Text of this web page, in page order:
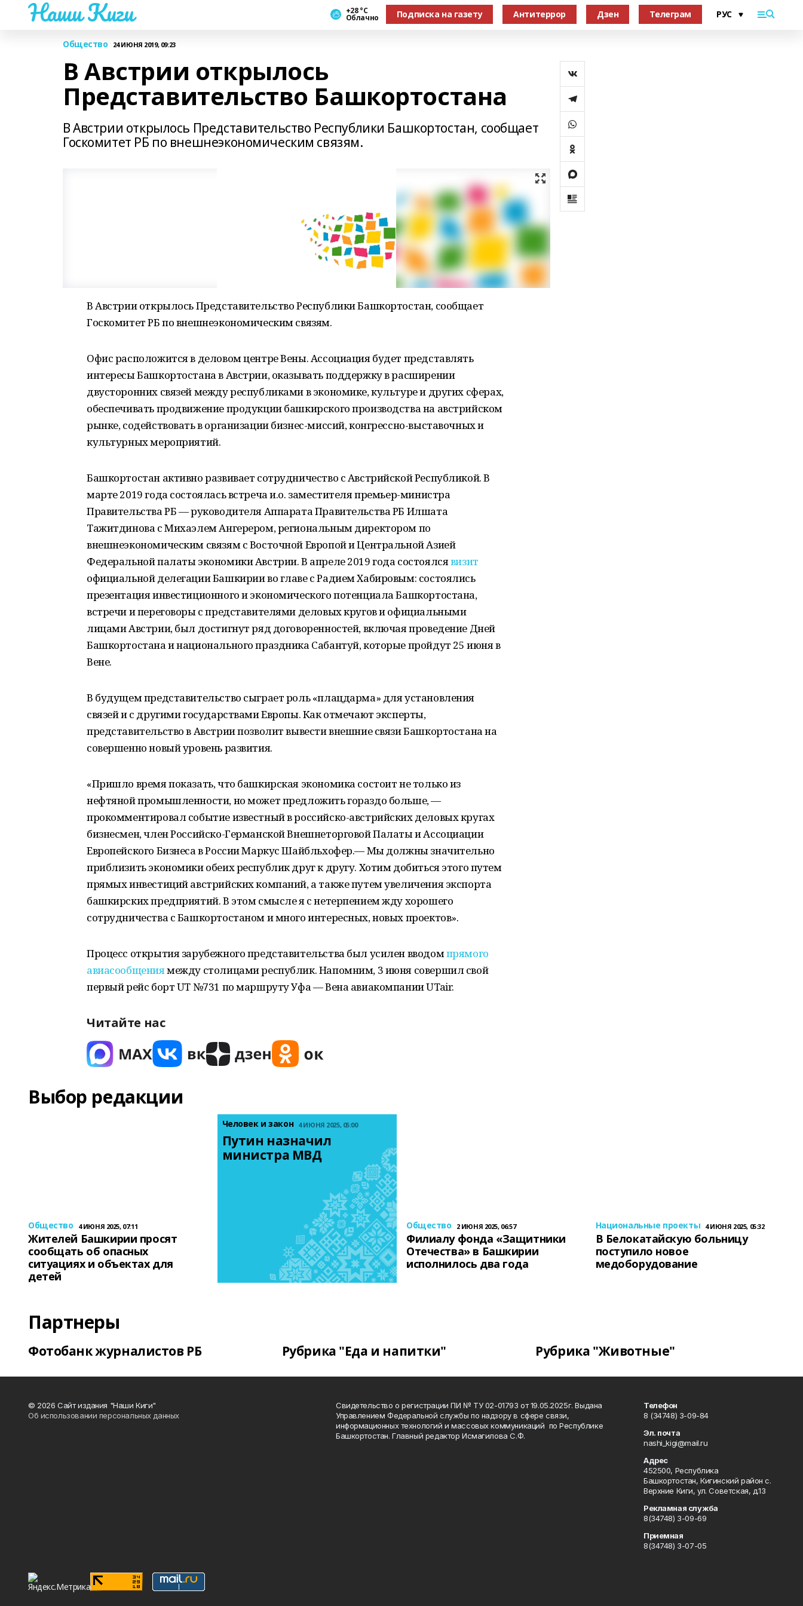
Наши Киги +28 °С
Облачно Подписка на газету Антитеррор Дзен Телеграм
Общество 24 ИЮНЯ 2019, 09:23
В Австрии открылось
Представительство Башкортостана
В Австрии открылось Представительство Республики Башкортостан, сообщает
Госкомитет РБ по внешнеэкономическим связям.
В Австрии открылось Представительство Республики Башкортостан, сообщает
Госкомитет РБ по внешнеэкономическим связям.
Офис расположится в деловом центре Вены. Ассоциация будет представлять
интересы Башкортостана в Австрии, оказывать поддержку в расширении
двусторонних связей между республиками в экономике, культуре и других сферах,
обеспечивать продвижение продукции башкирского производства на австрийском
рынке, содействовать в организации бизнес-миссий, конгрессно-выставочных и
культурных мероприятий.
Башкортостан активно развивает сотрудничество с Австрийской Республикой. В
марте 2019 года состоялась встреча и.о. заместителя премьер-министра
Правительства РБ — руководителя Аппарата Правительства РБ Илшата
Тажитдинова с Михаэлем Ангерером, региональным директором по
внешнеэкономическим связям с Восточной Европой и Центральной Азией
Федеральной палаты экономики Австрии. В апреле 2019 года состоялсявизит
официальной делегации Башкирии во главе с Радием Хабировым: состоялись
презентация инвестиционного и экономического потенциала Башкортостана,
встречи и переговоры с представителями деловых кругов и официальными
лицами Австрии, был достигнут ряд договоренностей, включая проведение Дней
Башкортостана и национального праздника Сабантуй, которые пройдут 25 июня в
Вене.
В будущем представительство сыграет роль «плацдарма» для установления
связей и с другими государствами Европы. Как отмечают эксперты,
представительство в Австрии позволит вывести внешние связи Башкортостана на
совершенно новый уровень развития.
«Пришло время показать, что башкирская экономика состоит не только из
нефтяной промышленности, но может предложить гораздо больше, —
прокомментировал событие известный в российско-австрийских деловых кругах
бизнесмен, член Российско-Германской Внешнеторговой Палаты и Ассоциации
Европейского Бизнеса в России Маркус Шайбльхофер.— Мы должны значительно
приблизить экономики обеих республик друг к другу. Хотим добиться этого путем
прямых инвестиций австрийских компаний, а также путем увеличения экспорта
башкирских предприятий. В этом смысле я с нетерпением жду хорошего
сотрудничества с Башкортостаном и много интересных, новых проектов».
Процесс открытия зарубежного представительства был усилен вводомпрямого
авиасообщениямежду столицами республик. Напомним, 3 июня совершил свой
первый рейс борт UT №731 по маршруту Уфа — Вена авиакомпании UTair.
Читайте нас
Выбор редакции
Общество 4 ИЮНЯ 2025, 07:11
Жителей Башкирии просят
сообщать об опасных
ситуациях и объектах для
детей
Человек и закон 4 ИЮНЯ 2025, 05:00
Путин назначил
министра МВД
Общество 2 ИЮНЯ 2025, 06:57
Филиалу фонда «Защитники
Отечества» в Башкирии
исполнилось два года
Национальные проекты 4 ИЮНЯ 2025, 05:32
В Белокатайскую больницу
поступило новое
медоборудование
Партнеры
Фотобанк журналистов РБ Рубрика "Еда и напитки" Рубрика "Животные"
© 2026 Сайт издания "Наши Киги"
Об использовании персональных данных
Свидетельство о регистрации ПИ № ТУ 02-01793 от 19.05.2025г. Выдана
Управлением Федеральной службы по надзору в сфере связи,
информационных технологий и массовых коммуникаций по Республике
Башкортостан. Главный редактор Исмагилова С.Ф.
Телефон
8 (34748) 3-09-84
Эл. почта
nashi_kigi@mail.ru
Адрес
452500, Республика
Башкортостан, Кигинский район с.
Верхние Киги, ул. Советская, д.13
Рекламная служба
8(34748) 3-09-69
Приемная
8(34748) 3-07-05